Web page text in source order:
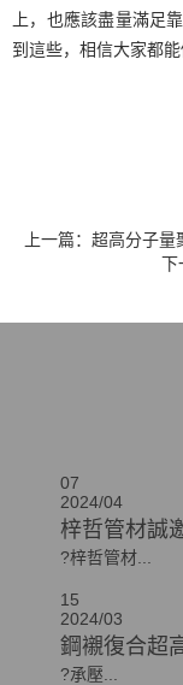
上，也應該盡量滿足
到這些，相信大家都能
上一篇：超高分子
下
07
2024/04
梓哲管材誠
?梓哲管材...
15
2024/03
鋼襯復合超
?承壓...